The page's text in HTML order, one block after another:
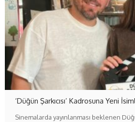
‘Düğün Şarkıcısı’ Kadrosuna Yeni
Sinemalarda yayınlanması beklenen